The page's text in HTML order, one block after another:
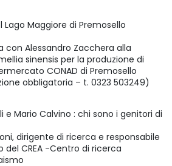
Maggiore di Premosello
con Alessandro Zacchera alla
sinensis per la produzione di
CONAD di Premosello
obbligatoria – t. 0323 503249)
e Mario Calvino : chi sono i genitori di
dirigente di ricerca e responsabile
del CREA -Centro di ricerca